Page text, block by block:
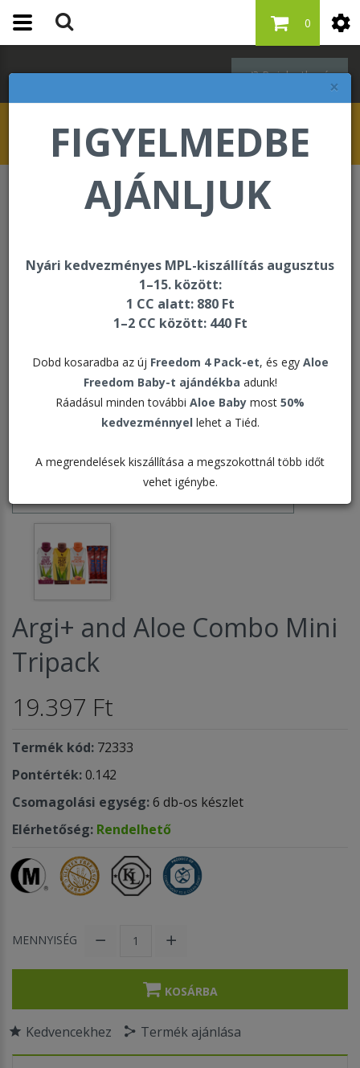
×
FIGYELMEDBE
AJÁNLJUK
Nyári kedvezményes MPL-kiszállítás augusztus
1–15. között:
1 CC alatt: 880 Ft
1–2 CC között: 440 Ft
Dobd kosaradba az új Freedom 4 Pack-et, és egy Aloe
Freedom Baby-t ajándékba adunk!
Ráadásul minden további Aloe Baby most 50%
kedvezménnyel lehet a Tiéd.
A megrendelések kiszállítása a megszokottnál több időt
vehet igénybe.
Bejelentkezés
0
Italok Argi+ and Aloe Combo Mini Tripack
Argi+ and Aloe Combo Mini
Tripack
19.397 Ft
Termék kód: 72333
Pontérték:0.142
Csomagolási egység:6 db-os készlet
Elérhetőség: Rendelhető
MENNYISÉG
KOSÁRBA
Kedvencekhez Termék ajánlása